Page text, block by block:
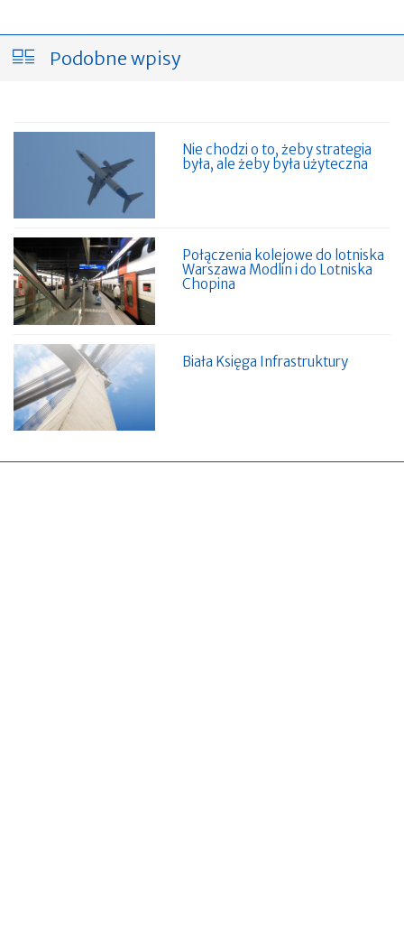
Podobne wpisy
Nie chodzi o to, żeby strategia
była, ale żeby była użyteczna
Połączenia kolejowe do lotniska
Warszawa Modlin i do Lotniska
Chopina
Biała Księga Infrastruktury